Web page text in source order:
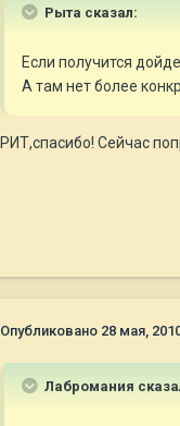
Рыта сказал:
Если получится
А там нет более
РИТ,спасибо! Сейчас
Опубликовано 28 мая,
Лабромания